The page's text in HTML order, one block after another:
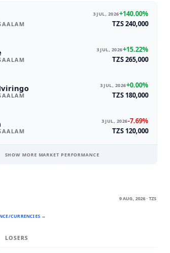
3 JUL, 2026+140.00%
TZS 240,000
3 JUL, 2026+15.22%
TZS 265,000
3 JUL, 2026+0.00%
TZS 180,000
3 JUL, 2026-7.69%
TZS 120,000
SHOW MORE MARKET PERFORMANCE
CURRENCIES →
9 AUG, 2026 · TZS
LOSERS